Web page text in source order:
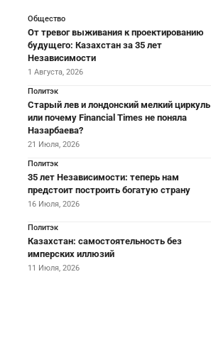
Общество
От тревог выживания к проектированию
будущего: Казахстан за 35 лет
Независимости
1 Августа, 2026
Политэк
Старый лев и лондонский мелкий циркуль
или почему Financial Times не поняла
Назарбаева?
21 Июля, 2026
Политэк
35 лет Независимости: теперь нам
предстоит построить богатую страну
16 Июля, 2026
Политэк
Казахстан: самостоятельность без
имперских иллюзий
11 Июля, 2026